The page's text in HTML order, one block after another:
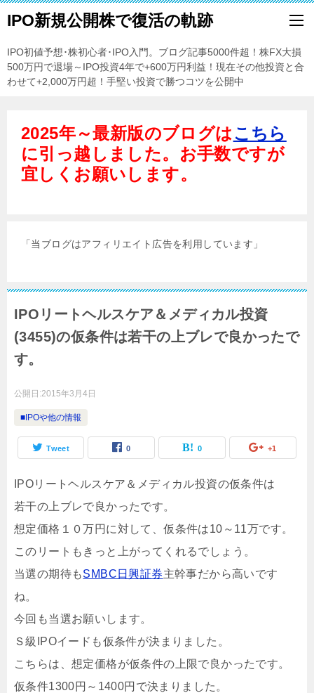
IPO新規公開株で復活の軌跡
IPO初値予想･株初心者･IPO入門。ブログ記事5000件超！株FX大損
500万円で退場～IPO投資4年で+600万円利益！現在その他投資と合
わせて+2,000万円超！手堅い投資で勝つコツを公開中
2025年～最新版のブログはこちら
に引っ越しました。お手数ですが
宜しくお願いします。
「当ブログはアフィリエイト広告を利用しています」
IPOリートヘルスケア＆メディカル投資
(3455)の仮条件は若干の上ブレで良かったで
す。
公開日:2015年3月4日
■IPOや他の情報
Tweet 0 0 +1
IPOリートヘルスケア＆メディカル投資の仮条件は
若干の上ブレで良かったです。
想定価格１０万円に対して、仮条件は10～11万です。
このリートもきっと上がってくれるでしょう。
当選の期待もSMBC日興証券主幹事だから高いです
ね。
今回も当選お願いします。
Ｓ級IPOイードも仮条件が決まりました。
こちらは、想定価格が仮条件の上限で良かったです。
仮条件1300円～1400円で決まりました。